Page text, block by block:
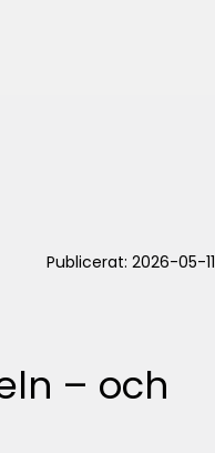
Publicerat: 2026-05-11
– och